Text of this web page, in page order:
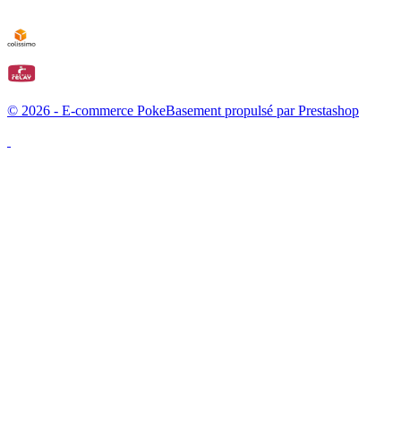
© 2026 - E-commerce PokeBasement propulsé par Prestashop